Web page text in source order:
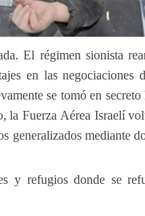
El régimen sionista
en las negociaciones
se tomó en secreto
la Fuerza Aérea Israelí
generalizados mediante
y refugios donde se